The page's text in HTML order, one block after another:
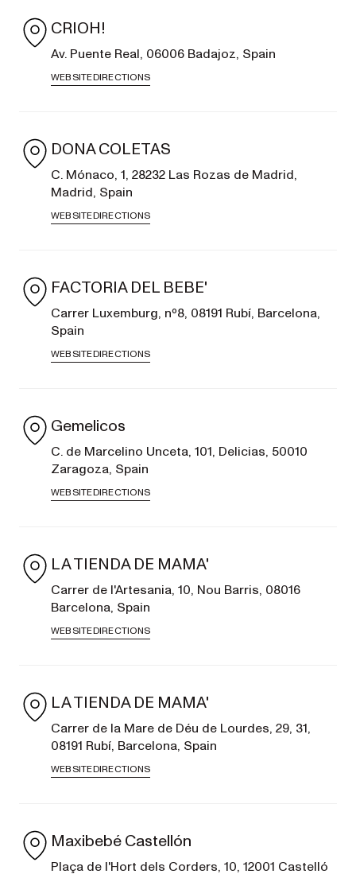
CRIOH!
Av. Puente Real, 06006 Badajoz, Spain
WEBSITEDIRECTIONS
DONA COLETAS
C. Mónaco, 1, 28232 Las Rozas de Madrid,
Madrid, Spain
WEBSITEDIRECTIONS
FACTORIA DEL BEBE'
Carrer Luxemburg, nº8, 08191 Rubí, Barcelona,
Spain
WEBSITEDIRECTIONS
Gemelicos
C. de Marcelino Unceta, 101, Delicias, 50010
Zaragoza, Spain
WEBSITEDIRECTIONS
LA TIENDA DE MAMA'
Carrer de l'Artesania, 10, Nou Barris, 08016
Barcelona, Spain
WEBSITEDIRECTIONS
LA TIENDA DE MAMA'
Carrer de la Mare de Déu de Lourdes, 29, 31,
08191 Rubí, Barcelona, Spain
WEBSITEDIRECTIONS
Maxibebé Castellón
Plaça de l'Hort dels Corders, 10, 12001 Castelló